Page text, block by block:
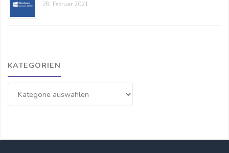
28. Februar 2021
KATEGORIEN